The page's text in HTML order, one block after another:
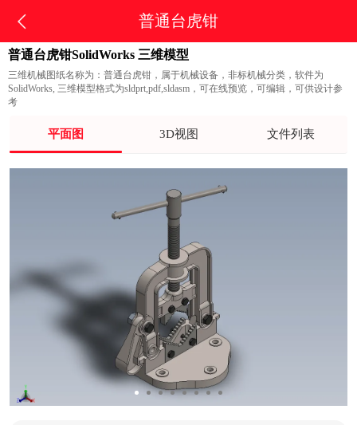
普通台虎钳
普通台虎钳SolidWorks 三维模型
三维机械图纸名称为：普通台虎钳，属于机械设备，非标机械分类，软件为
SolidWorks, 三维模型格式为sldprt,pdf,sldasm，可在线预览，可编辑，可供设计参
考
平面图 3D视图 文件列表